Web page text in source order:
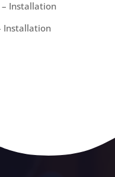
– Installation
Installation